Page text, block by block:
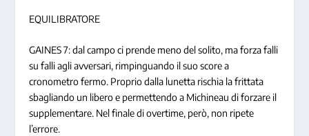
EQUILIBRATORE
GAINES 7: dal campo ci prende meno del solito, ma forza falli
su falli agli avversari, rimpinguando il suo score a
cronometro fermo. Proprio dalla lunetta rischia la frittata
sbagliando un libero e permettendo a Michineau di forzare il
supplementare. Nel finale di overtime, però, non ripete
l’errore.